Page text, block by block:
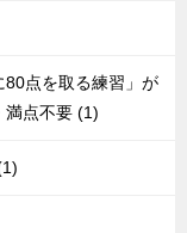
点を取る練習」が
満点不要 (1)